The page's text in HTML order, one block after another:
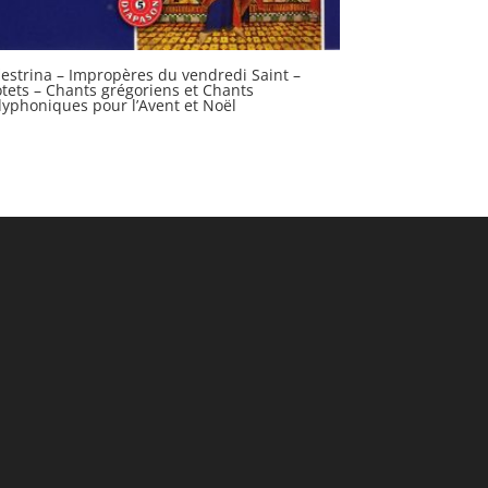
– Impropères du vendredi Saint –
– Chants grégoriens et Chants
pour l’Avent et Noël